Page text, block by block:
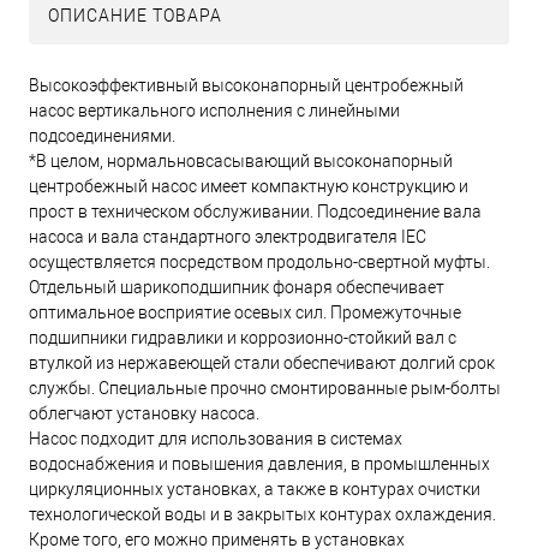
ОПИСАНИЕ ТОВАРА
Высокоэффективный высоконапорный центробежный
насос вертикального исполнения с линейными
подсоединениями.
*В целом, нормальновсасывающий высоконапорный
центробежный насос имеет компактную конструкцию и
прост в техническом обслуживании. Подсоединение вала
насоса и вала стандартного электродвигателя IEC
осуществляется посредством продольно-свертной муфты.
Отдельный шарикоподшипник фонаря обеспечивает
оптимальное восприятие осевых сил. Промежуточные
подшипники гидравлики и коррозионно-стойкий вал с
втулкой из нержавеющей стали обеспечивают долгий срок
службы. Специальные прочно смонтированные рым-болты
облегчают установку насоса.
Насос подходит для использования в системах
водоснабжения и повышения давления, в промышленных
циркуляционных установках, а также в контурах очистки
технологической воды и в закрытых контурах охлаждения.
Кроме того, его можно применять в установках